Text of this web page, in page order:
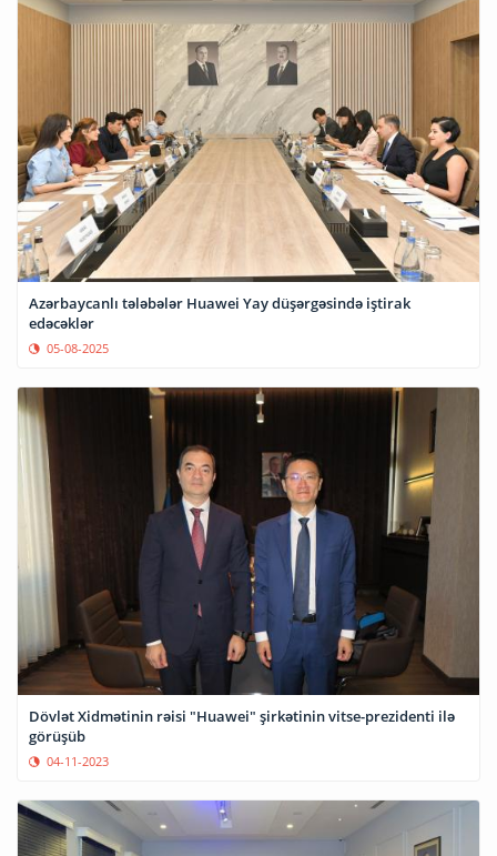
Azərbaycanlı tələbələr Huawei Yay düşərgəsində iştirak
edəcəklər
05-08-2025
Dövlət Xidmətinin rəisi "Huawei" şirkətinin vitse-prezidenti ilə
görüşüb
04-11-2023